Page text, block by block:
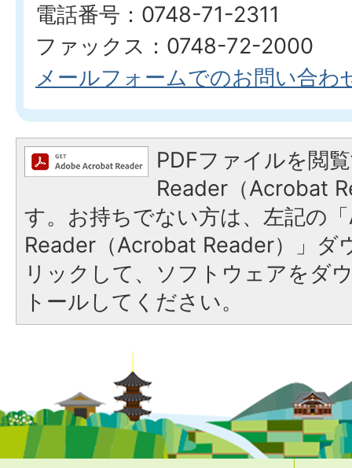
電話番号：0748-71-2311
ファックス：0748-72-2000
メールフォームでのお問い合わ
PDFファイルを閲
Reader（Acrobat
す。お持ちでない方は、左記の
Reader（Acrobat Reader）」ダ
リックして、ソフトウェアをダ
トールしてください。